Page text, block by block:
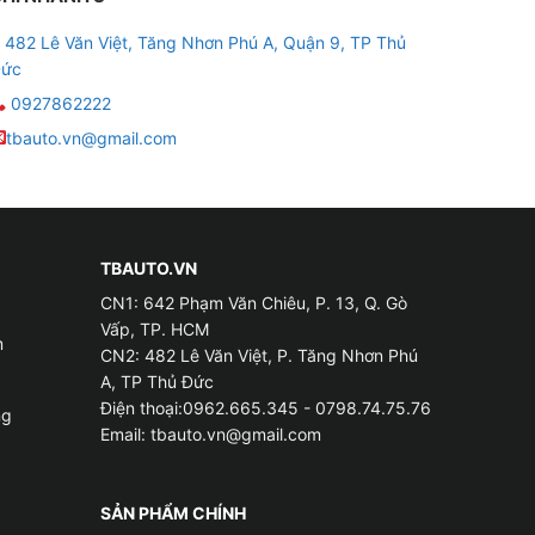
482 Lê Văn Việt, Tăng Nhơn Phú A, Quận 9, TP Thủ
0927862222
tbauto.vn@gmail.com
TBAUTO.VN
CN1: 642 Phạm Văn Chiêu, P. 13, Q. Gò
Vấp, TP. HCM
CN2: 482 Lê Văn Việt, P. Tăng Nhơn Phú
A, TP Thủ Đức
Điện thoại:0962.665.345 - 0798.74.75.76
Email: tbauto.vn@gmail.com
SẢN PHẨM CHÍNH